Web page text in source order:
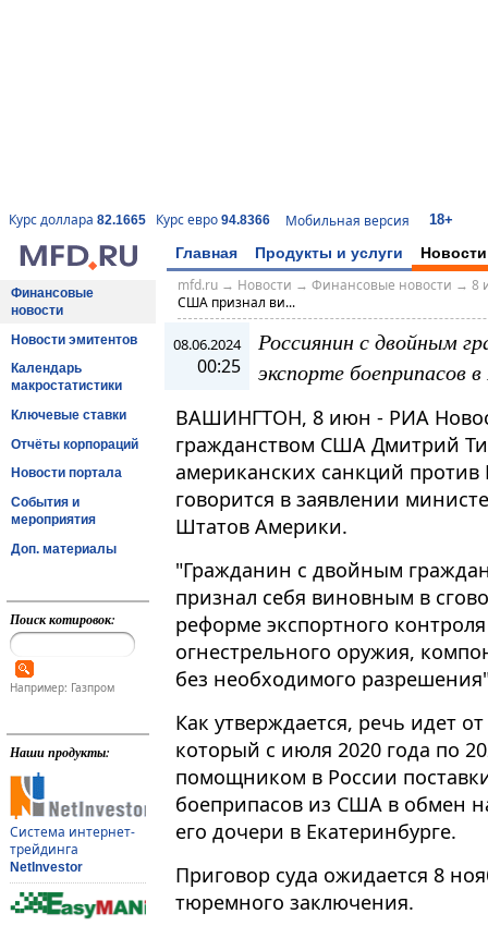
Курс доллара 82.1665 Курс евро 94.8366 Мобильная версия 18+
Главная Продукты и услуги Новости
Финансовые
новости
Новости эмитентов
Календарь
макростатистики
Ключевые ставки
Отчёты корпораций
Новости портала
События и
мероприятия
Доп. материалы
Поиск котировок:
Например: Газпром
Наши продукты:
Система интернет-
трейдинга
NetInvestor
mfd.ru→ Новости → Финансовые новости → 8
США признал ви...
08.06.2024
00:25
Россиянин с двойным
экспорте боеприпасов
ВАШИНГТОН, 8 июн - РИА
гражданством США Дмитрий
американских санкций
говорится в заявлении
Штатов Америки.
"Гражданин с двойным
признал себя виновным в
реформе экспортного
огнестрельного оружия,
без необходимого
Как утверждается, речь идет
который с июля 2020 года по
помощником в России
боеприпасов из США в обмен
его дочери в Екатеринбурге.
Приговор суда ожидается 8
тюремного заключения.